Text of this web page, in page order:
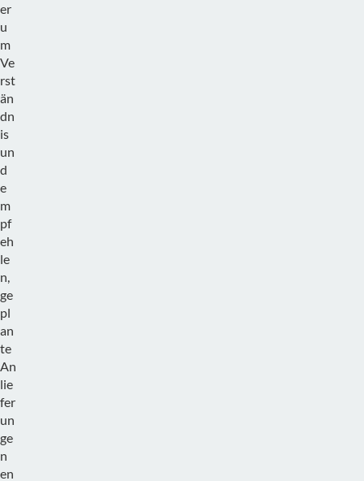
er
u
m
Ve
rst
än
dn
is
un
d
e
m
pf
eh
le
n,
ge
pl
an
te
An
lie
fer
un
ge
n
en